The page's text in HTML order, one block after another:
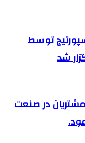
توسط
شد
در صنعت